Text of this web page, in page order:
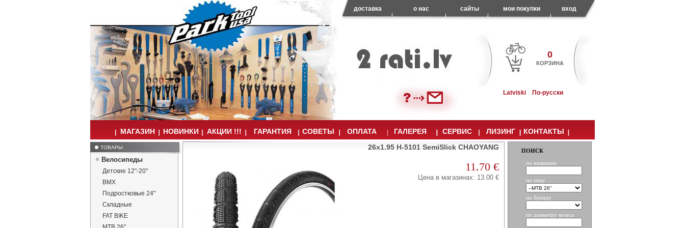
доставка о нас сайты мои покупки вход
0
КОРЗИНА
Latviski По-русски
МАГАЗИН НОВИНКИ АКЦИИ !!! ГАРАНТИЯ СОВЕТЫ ОПЛАТА ГАЛЕРЕЯ СЕРВИС ЛИЗИНГ КОНТАКТЫ
ТОВАРЫ
Велосипеды
Детские 12"-20"
BMX
Подростковые 24"
Складные
FAT BIKE
26x1.95 H-5101 SemiSlick CHAOYANG
11.70 €
Цена в магазинах: 13.00 €
ПОИСК
по названию
по типу
по бренду
по диаметру колеса